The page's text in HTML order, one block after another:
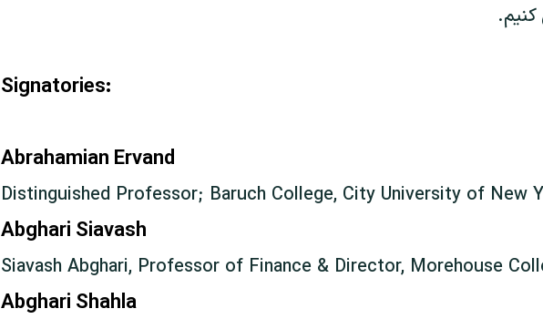
کنيم.
Signatories:
Abrahamian Ervand
Distinguished Professor; Baruch College, City University of New
Abghari Siavash
Siavash Abghari, Professor of Finance & Director, Morehouse
Abghari Shahla